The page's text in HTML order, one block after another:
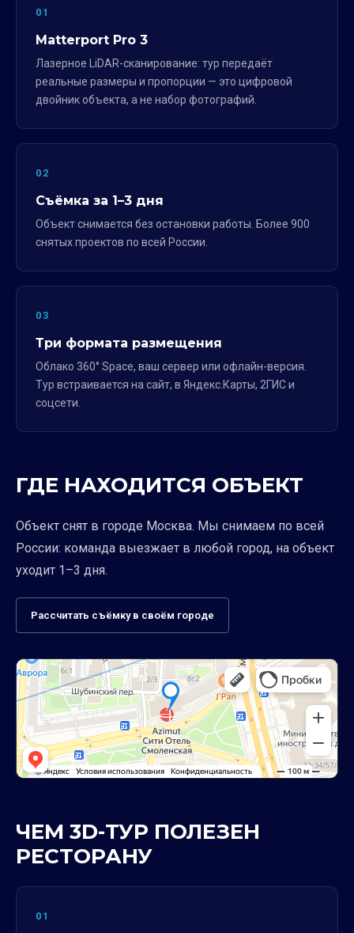
01
Matterport Pro 3
Лазерное LiDAR-сканирование: тур передаёт
реальные размеры и пропорции — это цифровой
двойник объекта, а не набор фотографий.
02
Съёмка за 1–3 дня
Объект снимается без остановки работы. Более 900
снятых проектов по всей России.
03
Три формата размещения
Облако 360° Space, ваш сервер или офлайн-версия.
Тур встраивается на сайт, в Яндекс.Карты, 2ГИС и
соцсети.
ГДЕ НАХОДИТСЯ ОБЪЕКТ
Объект снят в городе Москва. Мы снимаем по всей
России: команда выезжает в любой город, на объект
уходит 1–3 дня.
Рассчитать съёмку в своём городе
ЧЕМ 3D-ТУР ПОЛЕЗЕН
РЕСТОРАНУ
01